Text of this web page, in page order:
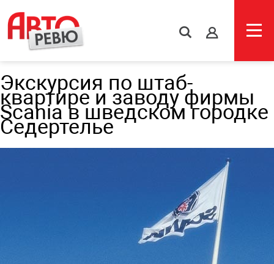
s
Экскурсия по штаб-
квартире и заводу фирмы
Scania в шведском городке
Седертелье